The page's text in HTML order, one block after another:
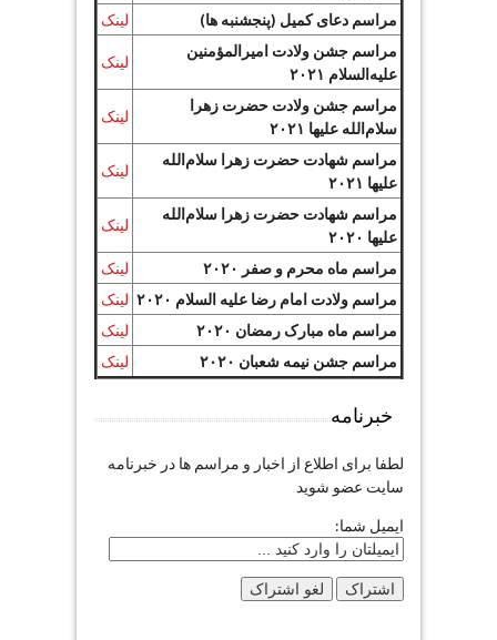
مراسم دعای کمیل (پنجشنبه ها)
لینک
مراسم جشن ولادت امیرالمؤمنین
علیه‌السلام ۲۰۲۱
لینک
مراسم جشن ولادت حضرت زهرا
سلام‌الله علیها ۲۰۲۱
لینک
مراسم شهادت حضرت زهرا سلام‌الله
علیها ۲۰۲۱
لینک
مراسم شهادت حضرت زهرا سلام‌الله
علیها ۲۰۲۰
لینک
مراسم ماه محرم و صفر ۲۰۲۰
لینک
مراسم ولادت امام رضا علیه السلام ۲۰۲۰
لینک
مراسم ماه مبارک رمضان ۲۰۲۰
لینک
مراسم جشن نیمه شعبان ۲۰۲۰
لینک
خبرنامه
لطفا برای اطلاع از اخبار و مراسم ها در خبرنامه
سایت عضو شوید
ایمیل شما: